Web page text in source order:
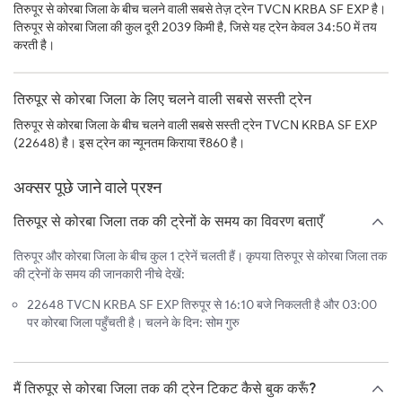
तिरुपूर से कोरबा जिला के बीच चलने वाली सबसे तेज़ ट्रेन TVCN KRBA SF EXP है।
तिरुपूर से कोरबा जिला की कुल दूरी 2039 किमी है, जिसे यह ट्रेन केवल 34:50 में तय
करती है।
तिरुपूर से कोरबा जिला के लिए चलने वाली सबसे सस्ती ट्रेन
तिरुपूर से कोरबा जिला के बीच चलने वाली सबसे सस्ती ट्रेन TVCN KRBA SF EXP
(22648) है। इस ट्रेन का न्यूनतम किराया ₹860 है।
अक्सर पूछे जाने वाले प्रश्न
तिरुपूर से कोरबा जिला तक की ट्रेनों के समय का विवरण बताएँ
तिरुपूर और कोरबा जिला के बीच कुल 1 ट्रेनें चलती हैं। कृपया तिरुपूर से कोरबा जिला तक
की ट्रेनों के समय की जानकारी नीचे देखें:
22648 TVCN KRBA SF EXP तिरुपूर से 16:10 बजे निकलती है और 03:00
पर कोरबा जिला पहुँचती है। चलने के दिन: सोम गुरु
मैं तिरुपूर से कोरबा जिला तक की ट्रेन टिकट कैसे बुक करूँ?